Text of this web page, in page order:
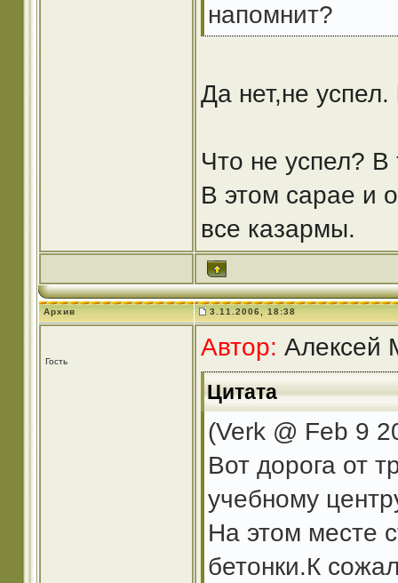
напомнит?
Да нет,не
Что не успел? В
В этом сарае и
все казармы.
Архив 3.11.2006, 18:38
Гость
Автор: Алексей
Цитата
(Verk @ Feb 9
Вот дорога от
учебному
На этом месте
бетонки.К